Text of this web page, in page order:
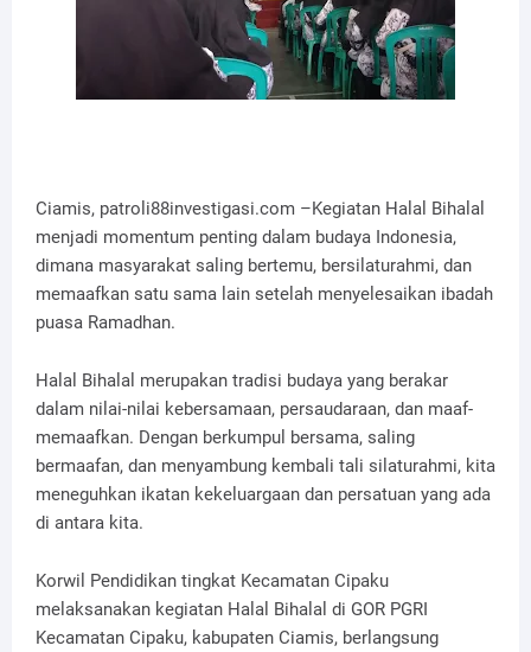
Ciamis, patroli88investigasi.com –Kegiatan Halal Bihalal
menjadi momentum penting dalam budaya Indonesia,
dimana masyarakat saling bertemu, bersilaturahmi, dan
memaafkan satu sama lain setelah menyelesaikan ibadah
puasa Ramadhan.
Halal Bihalal merupakan tradisi budaya yang berakar
dalam nilai-nilai kebersamaan, persaudaraan, dan maaf-
memaafkan. Dengan berkumpul bersama, saling
bermaafan, dan menyambung kembali tali silaturahmi, kita
meneguhkan ikatan kekeluargaan dan persatuan yang ada
di antara kita.
Korwil Pendidikan tingkat Kecamatan Cipaku
melaksanakan kegiatan Halal Bihalal di GOR PGRI
Kecamatan Cipaku, kabupaten Ciamis, berlangsung